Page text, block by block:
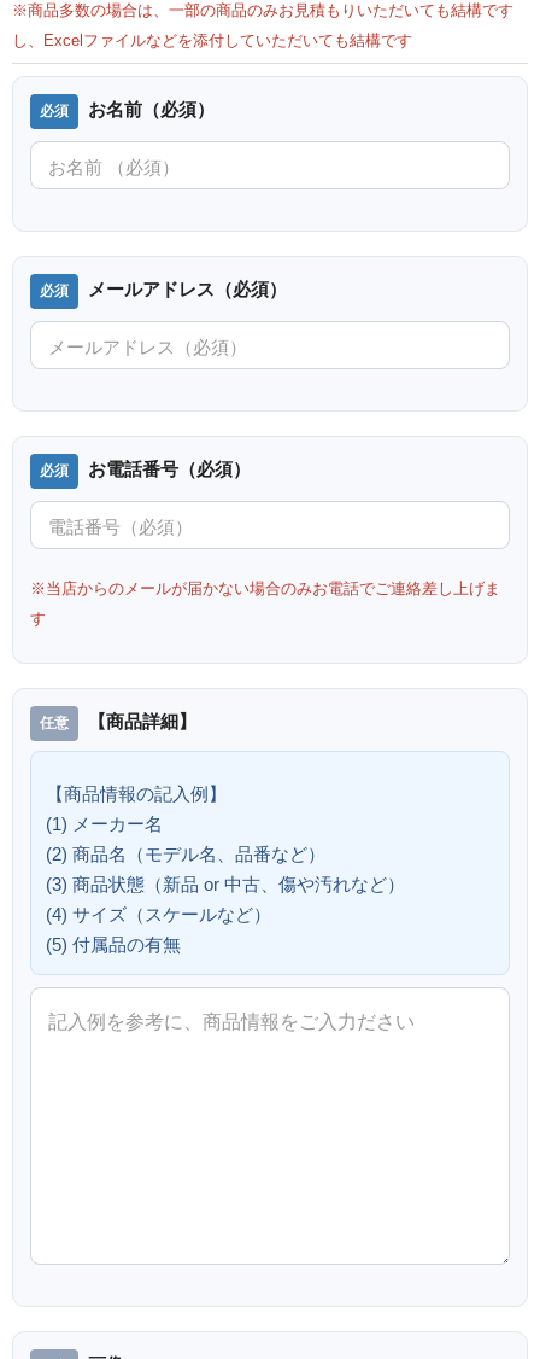
※商品多数の場合は、一部の商品のみお見積もりいただいても結構です
し、Excelファイルなどを添付していただいても結構です
お名前（必須）
メールアドレス（必須）
お電話番号（必須）
※当店からのメールが届かない場合のみお電話でご連絡差し上げま
す
【商品詳細】
【商品情報の記入例】
(1) メーカー名
(2) 商品名（モデル名、品番など）
(3) 商品状態（新品 or 中古、傷や汚れなど）
(4) サイズ（スケールなど）
(5) 付属品の有無